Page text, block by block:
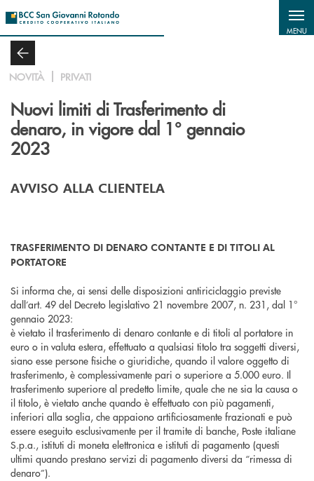
MENU
NOVITÀ PRIVATI
Nuovi limiti di Trasferimento di
denaro, in vigore dal 1° gennaio
2023
AVVISO ALLA CLIENTELA
TRASFERIMENTO DI DENARO CONTANTE E DI TITOLI AL
PORTATORE
Si informa che, ai sensi delle disposizioni antiriciclaggio previste
dall’art. 49 del Decreto legislativo 21 novembre 2007, n. 231, dal 1°
gennaio 2023:
è vietato il trasferimento di denaro contante e di titoli al portatore in
euro o in valuta estera, effettuato a qualsiasi titolo tra soggetti diversi,
siano esse persone fisiche o giuridiche, quando il valore oggetto di
trasferimento, è complessivamente pari o superiore a 5.000 euro. Il
trasferimento superiore al predetto limite, quale che ne sia la causa o
il titolo, è vietato anche quando è effettuato con più pagamenti,
inferiori alla soglia, che appaiono artificiosamente frazionati e può
essere eseguito esclusivamente per il tramite di banche, Poste italiane
S.p.a., istituti di moneta elettronica e istituti di pagamento (questi
ultimi quando prestano servizi di pagamento diversi da “rimessa di
denaro”).